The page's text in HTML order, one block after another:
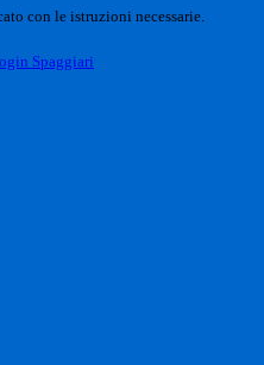
con le istruzioni necessarie.
Spaggiari